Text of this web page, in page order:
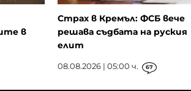
в
Страх в Кремъл: ФСБ вече
решава съдбата на руския
елит
08.08.2026 | 05:00 ч. 67